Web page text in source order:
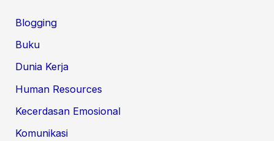
Blogging
Buku
Dunia Kerja
Human Resources
Kecerdasan Emosional
Komunikasi